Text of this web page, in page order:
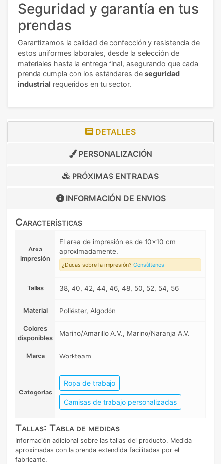
Seguridad y garantía en tus
prendas
Garantizamos la calidad de confección y resistencia de
estos uniformes laborales, desde la selección de
materiales hasta la entrega final, asegurando que cada
prenda cumpla con los estándares de seguridad
industrial requeridos en tu sector.
DETALLES
PERSONALIZACIÓN
PRÓXIMAS ENTRADAS
INFORMACIÓN DE ENVIOS
Características
Area
impresión
El area de impresión es de 10x10 cm
aproximadamente.
¿Dudas sobre la impresión? Consúltenos
Tallas 38, 40, 42, 44, 46, 48, 50, 52, 54, 56
Material Poliéster, Algodón
Colores
disponibles
Marino/Amarillo A.V., Marino/Naranja A.V.
Marca Workteam
Categorias
Ropa de trabajo
Camisas de trabajo personalizadas
Tallas: Tabla de medidas
Información adicional sobre las tallas del producto. Medida
aproximadas con la prenda extendida facilitadas por el
fabricante.